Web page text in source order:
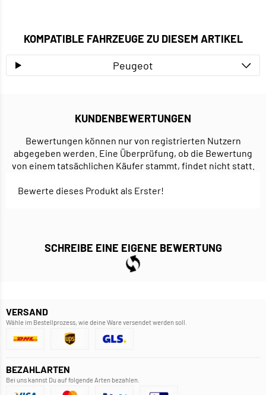
KOMPATIBLE FAHRZEUGE ZU DIESEM ARTIKEL
Peugeot
KUNDENBEWERTUNGEN
Bewertungen können nur von registrierten Nutzern
abgegeben werden. Eine Überprüfung, ob die Bewertung
von einem tatsächlichen Käufer stammt, findet nicht statt.
Bewerte dieses Produkt als Erster!
SCHREIBE EINE EIGENE BEWERTUNG
VERSAND
Wähle im Bestellprozess, wie deine Ware versendet werden soll.
BEZAHLARTEN
Bei uns kannst Du auf folgende Arten bezahlen.